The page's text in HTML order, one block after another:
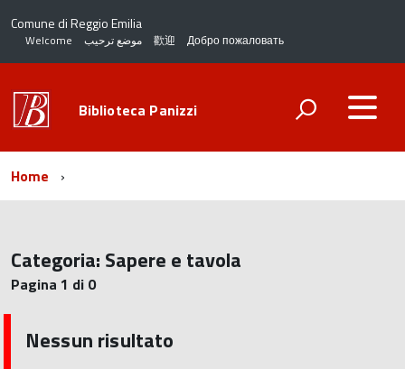
Comune di Reggio Emilia
Welcome موضع ترحيب 歡迎 Добро пожаловать
Biblioteca Panizzi
Home
Categoria: Sapere e tavola
Pagina 1 di 0
Nessun risultato